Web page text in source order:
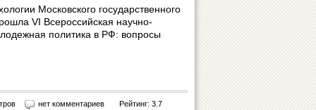
Московского государственного
VI Всероссийская научно-
политика в РФ: вопросы
нет комментариев Рейтинг: 3.7